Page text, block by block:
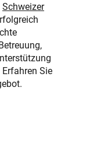
Schweizer
Sie